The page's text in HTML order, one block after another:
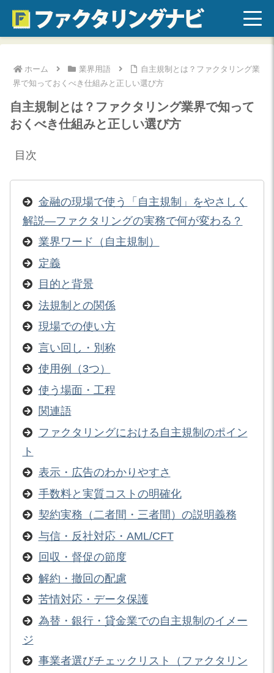
ホーム 業界用語
自主規制とは？ファクタリング業
界で知っておくべき仕組みと正しい選び方
自主規制とは？ファクタリング業界で知って
おくべき仕組みと正しい選び方
目次
金融の現場で使う「自主規制」をやさしく
解説—ファクタリングの実務で何が変わる？
業界ワード（自主規制）
定義
目的と背景
法規制との関係
現場での使い方
言い回し・別称
使用例（3つ）
使う場面・工程
関連語
ファクタリングにおける自主規制のポイン
ト
表示・広告のわかりやすさ
手数料と実質コストの明確化
契約実務（二者間・三者間）の説明義務
与信・反社対応・AML/CFT
回収・督促の節度
解約・撤回の配慮
苦情対応・データ保護
為替・銀行・貸金業での自主規制のイメー
ジ
事業者選びチェックリスト（ファクタリン